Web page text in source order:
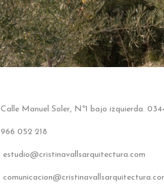
Calle Manuel Soler, Nº1 bajo izquierda.
966 052 218
estudio@cristinavallsarquitectura.com